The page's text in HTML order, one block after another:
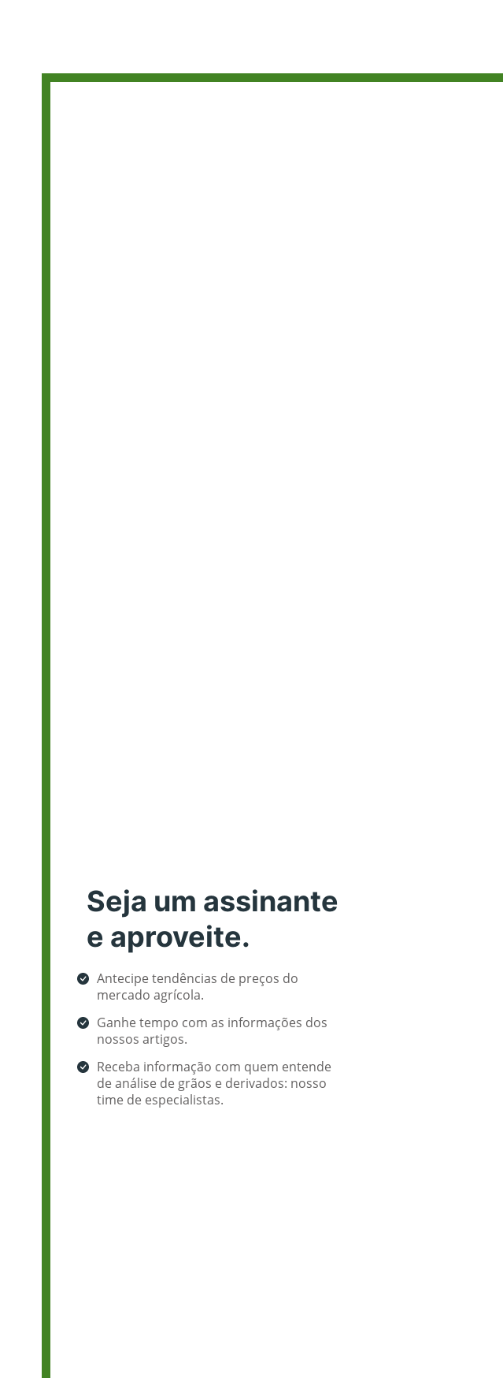
Seja um assinante
e aproveite.
Antecipe tendências de preços do
mercado agrícola.
Ganhe tempo com as informações dos
nossos artigos.
Receba informação com quem entende
de análise de grãos e derivados: nosso
time de especialistas.